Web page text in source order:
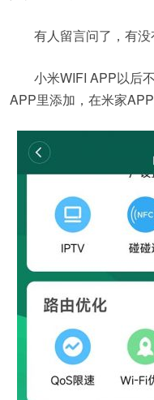
有人留言问了，有没
小米WIFI APP以后
APP里添加，在米家